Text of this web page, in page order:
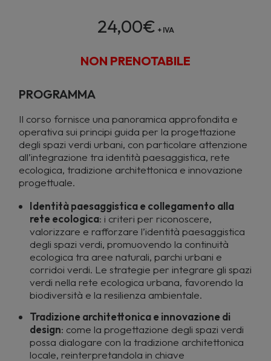
24,00€ + IVA
NON PRENOTABILE
PROGRAMMA
Il corso fornisce una panoramica approfondita e
operativa sui principi guida per la progettazione
degli spazi verdi urbani, con particolare attenzione
all’integrazione tra identità paesaggistica, rete
ecologica, tradizione architettonica e innovazione
progettuale.
Identità paesaggistica e collegamento alla
rete ecologica: i criteri per riconoscere,
valorizzare e rafforzare l’identità paesaggistica
degli spazi verdi, promuovendo la continuità
ecologica tra aree naturali, parchi urbani e
corridoi verdi. Le strategie per integrare gli spazi
verdi nella rete ecologica urbana, favorendo la
biodiversità e la resilienza ambientale.
Tradizione architettonica e innovazione di
design: come la progettazione degli spazi verdi
possa dialogare con la tradizione architettonica
locale, reinterpretandola in chiave